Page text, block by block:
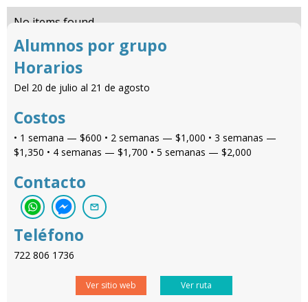
No items found.
Alumnos por grupo
Horarios
Del 20 de julio al 21 de agosto
Costos
• 1 semana — $600 • 2 semanas — $1,000 • 3 semanas —
$1,350 • 4 semanas — $1,700 • 5 semanas — $2,000
Contacto
Teléfono
722 806 1736
Ver sitio web Ver ruta